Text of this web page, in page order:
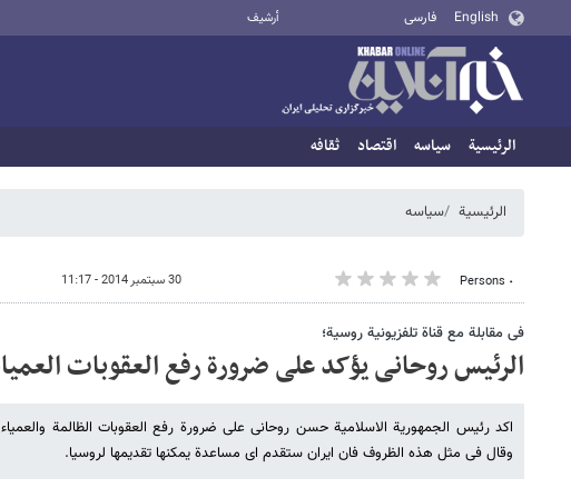
English فارسی أرشيف
الرئيسية سیاسه اقتصاد ثقافه
الرئيسية سیاسه
٠ Persons 30 سبتمبر 2014 - 11:17
فی مقابلة مع قناة تلفزیونیة روسیة؛
الرئیس روحانی یؤکد علی ضرورة رفع العقوبات
اکد رئیس الجمهوریة الاسلامیة حسن روحانی علی ضرورة رفع العقوبات الظالمة
وقال فی مثل هذه الظروف فان ایران ستقدم ای مساعدة یمکنها تقدیمها لروسیا.